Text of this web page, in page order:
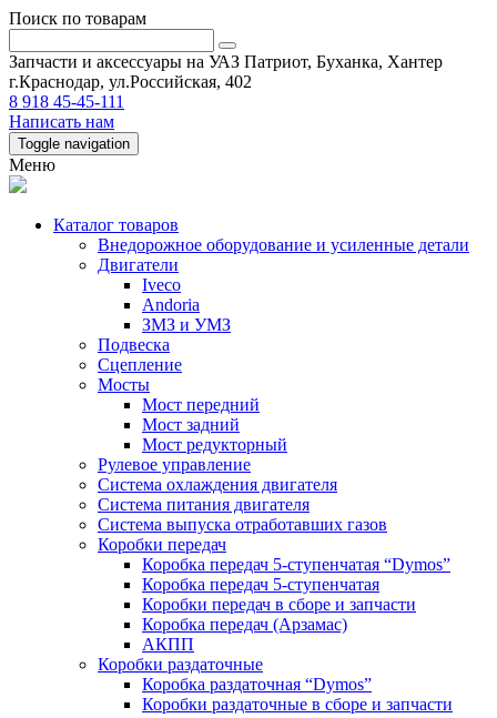
Поиск по товарам
Запчасти и аксессуары на УАЗ Патриот, Буханка, Хантер
г.Краснодар, ул.Российская, 402
8 918 45-45-111
Написать нам
Toggle navigation
Меню
Каталог товаров
Внедорожное оборудование и усиленные детали
Двигатели
Iveco
Andoria
ЗМЗ и УМЗ
Подвеска
Сцепление
Мосты
Мост передний
Мост задний
Мост редукторный
Рулевое управление
Система охлаждения двигателя
Система питания двигателя
Система выпуска отработавших газов
Коробки передач
Коробка передач 5-ступенчатая “Dymos”
Коробка передач 5-ступенчатая
Коробки передач в сборе и запчасти
Коробка передач (Арзамас)
АКПП
Коробки раздаточные
Коробка раздаточная “Dymos”
Коробки раздаточные в сборе и запчасти